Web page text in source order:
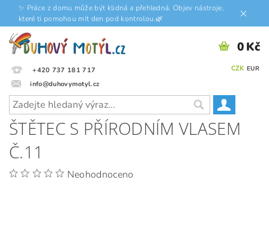
✨ Práce z domu může být klidná a přehledná. Objev nástroje,
které ti pomohou mít den pod kontrolou.🌿
+420 737 181 717
info@duhovymotyl.cz
CZK EUR
0 Kč
ŠTĚTEC S PŘÍRODNÍM VLASEM
Č.11
Neohodnoceno